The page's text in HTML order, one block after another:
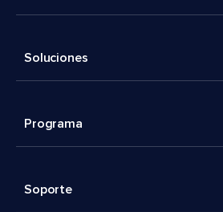
Soluciones
Programa
Soporte